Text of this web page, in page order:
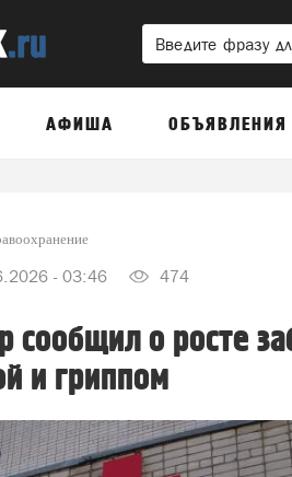
АФИША ОБЪЯВЛЕНИЯ
- 03:46 474
сообщил о росте
и гриппом